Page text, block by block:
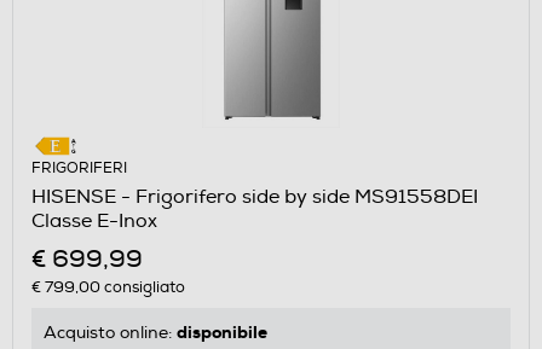
FRIGORIFERI
HISENSE - Frigorifero side by side MS91558DEI
Classe E-Inox
€ 699,99
€ 799,00consigliato
Acquisto online: disponibile